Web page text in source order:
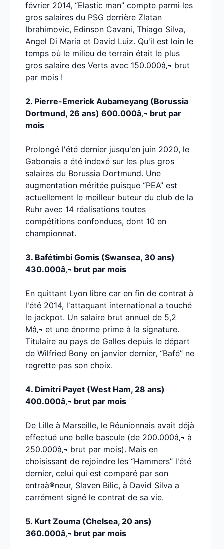
février 2014, “Elastic man” compte parmi les
gros salaires du PSG derrière Zlatan
Ibrahimovic, Edinson Cavani, Thiago Silva,
Angel Di Maria et David Luiz. Qu'il est loin le
temps où le milieu de terrain était le plus
gros salaire des Verts avec 150.000â‚¬ brut
par mois !
2. Pierre-Emerick Aubameyang (Borussia
Dortmund, 26 ans) 600.000â‚¬ brut par
mois
Prolongé l'été dernier jusqu'en juin 2020, le
Gabonais a été indexé sur les plus gros
salaires du Borussia Dortmund. Une
augmentation méritée puisque “PEA” est
actuellement le meilleur buteur du club de la
Ruhr avec 14 réalisations toutes
compétitions confondues, dont 10 en
championnat.
3. Bafétimbi Gomis (Swansea, 30 ans)
430.000â‚¬ brut par mois
En quittant Lyon libre car en fin de contrat à
l'été 2014, l'attaquant international a touché
le jackpot. Un salaire brut annuel de 5,2
Mâ‚¬ et une énorme prime à la signature.
Titulaire au pays de Galles depuis le départ
de Wilfried Bony en janvier dernier, “Bafé” ne
regrette pas son choix.
4. Dimitri Payet (West Ham, 28 ans)
400.000â‚¬ brut par mois
De Lille à Marseille, le Réunionnais avait déjà
effectué une belle bascule (de 200.000â‚¬ à
250.000â‚¬ brut par mois). Mais en
choisissant de rejoindre les “Hammers” l'été
dernier, celui qui est comparé par son
entraà®neur, Slaven Bilic, à David Silva a
carrément signé le contrat de sa vie.
5. Kurt Zouma (Chelsea, 20 ans)
360.000â‚¬ brut par mois